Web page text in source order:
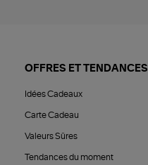
OFFRES ET TENDANCES
Idées Cadeaux
Carte Cadeau
Valeurs Sûres
Tendances du moment